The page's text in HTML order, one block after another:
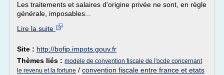
Les traitements et salaires d'origine privée ne sont, en règle
générale, imposables...
Lire la suite
Site : http://bofip.impots.gouv.fr
Thèmes liés : modele de convention fiscale de l'ocde concernant
le revenu et la fortune / convention fiscale entre france et etats